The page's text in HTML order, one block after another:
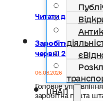
ЦНАП
Читати далі...
Заробітна плата
червні 2026 року
06.08.2026
Головне
заробітна плата